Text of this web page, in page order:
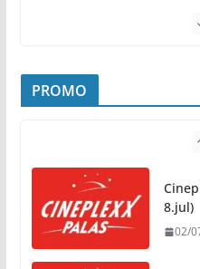
Novo mjesto u našem
kod Pravnog fakulteta
31/07/2026
PROMO
8.jul)
02/